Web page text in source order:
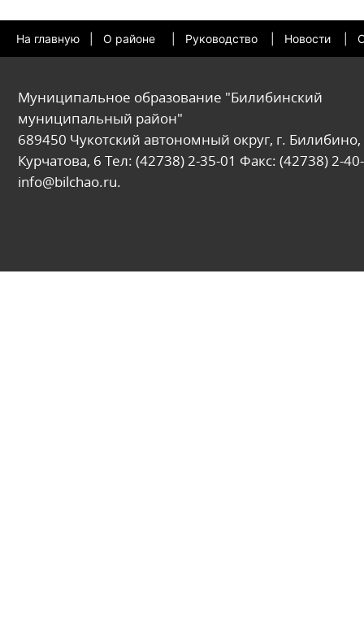
На главную О районе Руководство Новости
Муниципальное образование "Билибинский
муниципальный район"
689450 Чукотский автономный округ, г. Билибино,
Курчатова, 6 Тел: (42738) 2-35-01 Факс: (42738) 2-
info@bilchao.ru.